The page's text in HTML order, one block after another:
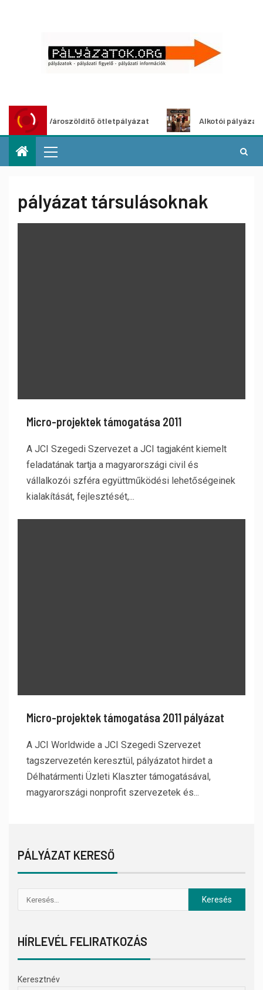
Városzöldítő ötletpályázat Alkotói pályázat
pályázat társulásoknak
Micro-projektek támogatása 2011
A JCI Szegedi Szervezet a JCI tagjaként kiemelt
feladatának tartja a magyarországi civil és
vállalkozói szféra együttműködési lehetőségeinek
kialakítását, fejlesztését,...
Micro-projektek támogatása 2011 pályázat
A JCI Worldwide a JCI Szegedi Szervezet
tagszervezetén keresztül, pályázatot hirdet a
Délhatármenti Üzleti Klaszter támogatásával,
magyarországi nonprofit szervezetek és...
PÁLYÁZAT KERESŐ
HÍRLEVÉL FELIRATKOZÁS
Keresztnév